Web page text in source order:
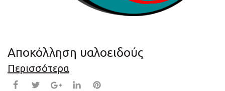
Αποκόλληση υαλοειδούς
Περισσότερα